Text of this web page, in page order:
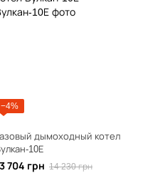
−4%
дымоходный котел
10Е
704 грн 14 230 грн